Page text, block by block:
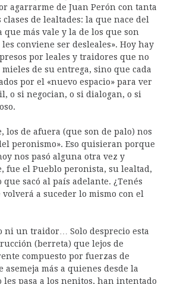
agarrarme de Juan Perón con tanta
clases de lealtades: la que nace del
que más vale y la de los que son
conviene ser desleales». Hoy hay
por leales y traidores que no
mieles de su entrega, sino que cada
por el «nuevo espacio» para ver
o si negocian, o si dialogan, o si
los de afuera (que son de palo) nos
peronismo». Eso quisieran porque
nos pasó alguna otra vez y
fue el Pueblo peronista, su lealtad,
sacó al país adelante. ¿Tenés
a suceder lo mismo con el
ni un traidor… Solo desprecio esta
(berreta) que lejos de
compuesto por fuerzas de
asemeja más a quienes desde la
les pasa a los nenitos, han intentado